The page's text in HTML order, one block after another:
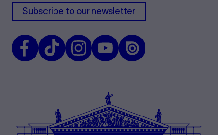
Subscribe to our newsletter
FacebookTikTok InstagramYoutubeIssuu